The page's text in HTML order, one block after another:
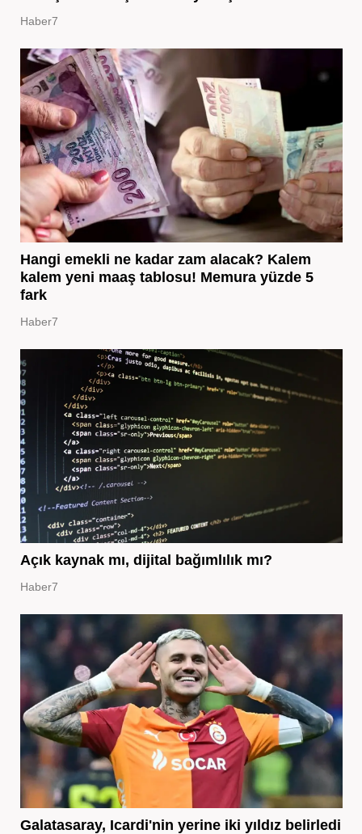
Haber7
Hangi emekli ne kadar zam alacak? Kalem
kalem yeni maaş tablosu! Memura yüzde 5
fark
Haber7
Açık kaynak mı, dijital bağımlılık mı?
Haber7
Galatasaray, Icardi'nin yerine iki yıldız belirledi